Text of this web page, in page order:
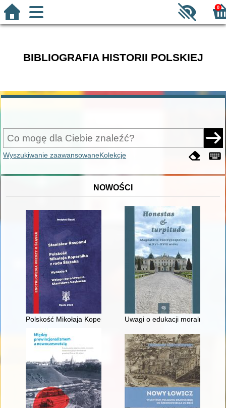
0
BIBLIOGRAFIA HISTORII POLSKIEJ
Wyszukiwanie zaawansowaneKolekcje
NOWOŚCI
Polskość Mikołaja Kopernika z rodu ŚlązakaUwagi o edukacji moralnej